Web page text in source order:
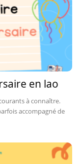
en lao
à connaître.
accompagné de